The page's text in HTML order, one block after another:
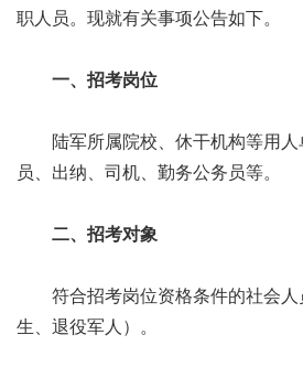
职人员。现就有关事项公告如下。
一、招考岗位
陆军所属院校、休干机构等用人
员、出纳、司机、勤务公务员等。
二、招考对象
符合招考岗位资格条件的社会人
生、退役军人）。